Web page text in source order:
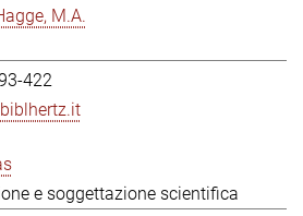
M.A.
422
e soggettazione scientifica